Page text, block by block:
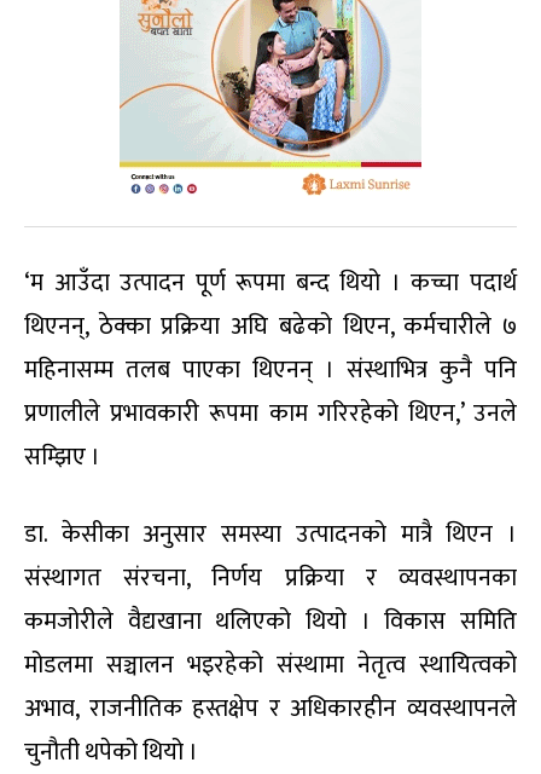
‘म आउँदा उत्पादन पूर्ण रूपमा बन्द थियो । कच्चा पदार्थ
थिएनन्, ठेक्का प्रक्रिया अघि बढेको थिएन, कर्मचारीले ७
महिनासम्म तलब पाएका थिएनन् । संस्थाभित्र कुनै पनि
प्रणालीले प्रभावकारी रूपमा काम गरिरहेको थिएन,’ उनले
सम्झिए ।
डा. केसीका अनुसार समस्या उत्पादनको मात्रै थिएन ।
संस्थागत संरचना, निर्णय प्रक्रिया र व्यवस्थापनका
कमजोरीले वैद्यखाना थलिएको थियो । विकास समिति
मोडलमा सञ्चालन भइरहेको संस्थामा नेतृत्व स्थायित्वको
अभाव, राजनीतिक हस्तक्षेप र अधिकारहीन व्यवस्थापनले
चुनौती थपेको थियो ।